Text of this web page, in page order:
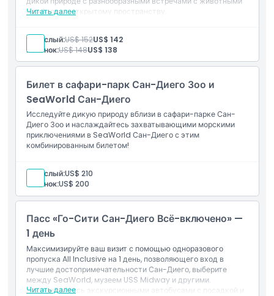
жизнь в невероятном зоопарке Сан-Диего.
Основные моменты
Включено
Политика в отношении детей и взрослых
Исключения
Часы работы
Вещи, которые нужно знать
Местоположение
Как добраться туда
и сафари по открытому пространству.
Читать далее
Взрослый:US$ 152US$ 142
Ребенок:US$ 148US$ 138
Билет в сафари-парк Сан-Диего Зоо и
SeaWorld Сан-Диего
Исследуйте дикую природу вблизи в сафари-парке Сан-
Диего Зоо и наслаждайтесь захватывающими морскими
приключениями в SeaWorld Сан-Диего с этим
комбинированным билетом!
Взрослый:US$ 210
Ребенок:US$ 200
Пасс «Го-Сити Сан-Диего Всё-включено» —
1 день
Максимизируйте ваш визит с помощью одноразового
пропуска All Inclusive на 1 день, позволяющего вход в
лучшие достопримечательности Сан-Диего, выберите
между SeaWorld, музеем USS Midway и другими.
Наслаждайтесь экскурсионными автобусами с посадкой и
Читать далее